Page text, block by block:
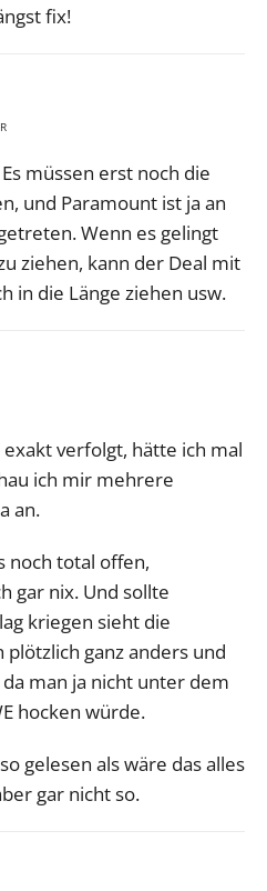
fix!
müssen erst noch die
und Paramount ist ja an
Wenn es gelingt
ziehen, kann der Deal mit
in die Länge ziehen usw.
exakt verfolgt, hätte ich mal
ich mir mehrere
an.
noch total offen,
gar nix. Und sollte
kriegen sieht die
plötzlich ganz anders und
man ja nicht unter dem
hocken würde.
gelesen als wäre das alles
gar nicht so.